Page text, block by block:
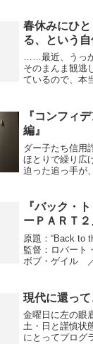
春休みにひ
る、という自
……最近、うっ
そのまんま観逃
ているので、本
う、と考えた
み、しかもクラ
『コンフィ
編』
ダー子たち信用
ほとりで繰り広
迫った追っ手が
作目となる劇場
『バック・
ーＰＡＲＴ２
原題：“Back
監督：ロバー
ボブ・ゲイル
スリーン・ケネ
現代に還って
金曜日に左の眼
土・日と謹慎状
にとってプログ